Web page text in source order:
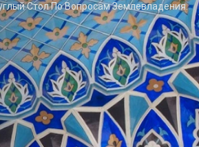
Стол По Вопросам Землевладения.